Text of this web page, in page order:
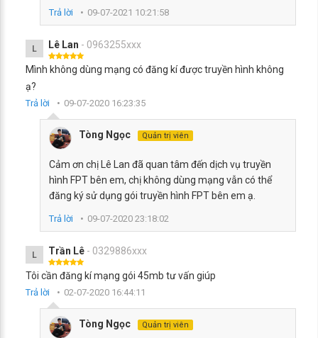
Trả lời 09-07-2021 10:21:58
L Lê Lan - 0963255xxx
Mình không dùng mạng có đăng kí được truyền hình không
ạ?
Trả lời 09-07-2020 16:23:35
Tòng Ngọc Quản trị viên
Cảm ơn chị Lê Lan đã quan tâm đến dịch vụ truyền
hình FPT bên em, chị không dùng mạng vẫn có thể
đăng ký sử dụng gói truyền hình FPT bên em ạ.
Trả lời 09-07-2020 23:18:02
L Trần Lê - 0329886xxx
Tôi cần đăng kí mạng gói 45mb tư vấn giúp
Trả lời 02-07-2020 16:44:11
Tòng Ngọc Quản trị viên